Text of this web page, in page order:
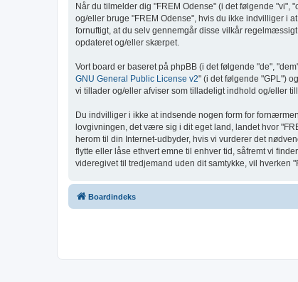
Når du tilmelder dig "FREM Odense" (i det følgende
og/eller bruge "FREM Odense", hvis du ikke indvilliger i
fornuftigt, at du selv gennemgår disse vilkår
opdateret og/eller skærpet.
Vort board er baseret på phpBB (i det følgende "de",
GNU General Public License v2" (i det følgende "GPL")
vi tillader og/eller afviser som tilladeligt indhold og/eller
Du indvilliger i ikke at indsende nogen form for
lovgivningen, det være sig i dit eget land, landet hvor
herom til din Internet-udbyder, hvis vi vurderer det
flytte eller låse ethvert emne til enhver tid, såfremt vi
videregivet til tredjemand uden dit samtykke, vil hverken
Boardindeks